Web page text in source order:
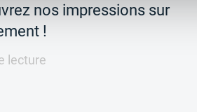
nos impressions sur
!
lecture